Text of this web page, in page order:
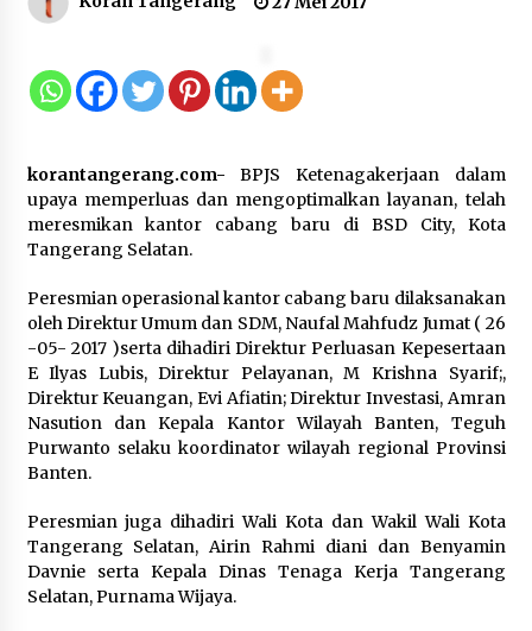
dengan Nuansa Kebersamaan
7 Agustus 2026
Pemanfaatan Limbah Galon Bekas,
Lapas Banjar Tanam 200 Pohon
Cabai Dukung Program Ketahanan
7 Agustus 2026
Tagihan Air Tanpa Pemakaian,
Terungkap Ada Transisi Panjang
Pengelolaan , Perumdam TKR
Didesak Transparan
Sarana PAUD Diperkuat, Tangsel
Dorong Angka Partisipasi Sekolah
Terus Meningkat
korantangerang.com- BPJS Ketenagakerjaan dalam
upaya memperluas dan mengoptimalkan layanan, telah
meresmikan kantor cabang baru di BSD City, Kota
Tangerang Selatan.
Peresmian operasional kantor cabang baru dilaksanakan
oleh Direktur Umum dan SDM, Naufal Mahfudz Jumat ( 26
-05- 2017 )serta dihadiri Direktur Perluasan Kepesertaan
E Ilyas Lubis, Direktur Pelayanan, M Krishna Syarif;,
Direktur Keuangan, Evi Afiatin; Direktur Investasi, Amran
Nasution dan Kepala Kantor Wilayah Banten, Teguh
Purwanto selaku koordinator wilayah regional Provinsi
Banten.
Peresmian juga dihadiri Wali Kota dan Wakil Wali Kota
Tangerang Selatan, Airin Rahmi diani dan Benyamin
Davnie serta Kepala Dinas Tenaga Kerja Tangerang
Selatan, Purnama Wijaya.